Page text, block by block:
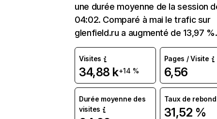
une durée moyenne de la session
04:02. Comparé à mai le trafic sur
glenfield.ru a augmenté de 13,97 %.
Visites
34,88 k+14 %
Pages / Visite
6,56
Durée moyenne des
visites
Taux de rebond
31,52 %